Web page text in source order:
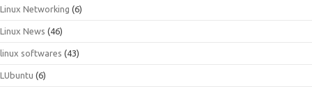
Linux Networking (6)
Linux News (46)
linux softwares (43)
LUbuntu (6)